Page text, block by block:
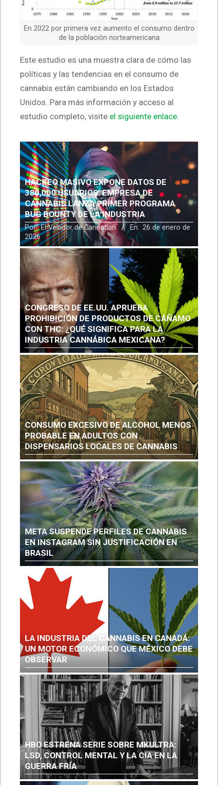
En 2022 por primera vez aumento el consumo dentro
de la población norteamericana
Este estudio es una muestra clara de cómo las
políticas y las tendencias en el consumo de
cannabis están cambiando en los Estados
Unidos. Para más información y acceso al
estudio completo, visite el siguiente enlace.
HACKEO MASIVO EXPONE DATOS DE
380,000 USUARIOS: EMPRESA DE
CANNABIS LANZA PRIMER PROGRAMA
BUG BOUNTY DE LA INDUSTRIA
Por: El Velador de Cannatlan En: 26 de enero de
2026
CONGRESO DE EE.UU. APRUEBA
PROHIBICIÓN DE PRODUCTOS DE CÁÑAMO
CON THC: ¿QUÉ SIGNIFICA PARA LA
INDUSTRIA CANNÁBICA MEXICANA?
CONSUMO EXCESIVO DE ALCOHOL MENOS
PROBABLE EN ADULTOS CON
DISPENSARIOS LOCALES DE CANNABIS
META SUSPENDE PERFILES DE CANNABIS
EN INSTAGRAM SIN JUSTIFICACIÓN EN
BRASIL
LA INDUSTRIA DEL CANNABIS EN CANADÁ:
UN MOTOR ECONÓMICO QUE MÉXICO DEBE
OBSERVAR
HBO ESTRENA SERIE SOBRE MKULTRA:
LSD, CONTROL MENTAL Y LA CIA EN LA
GUERRA FRÍA